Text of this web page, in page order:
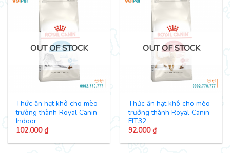
OUT OF STOCK
Thức ăn hạt khô cho mèo
trưởng thành Royal Canin
Indoor
102.000₫
OUT OF STOCK
Thức ăn hạt khô cho mèo
trưởng thành Royal Canin
FIT32
92.000₫